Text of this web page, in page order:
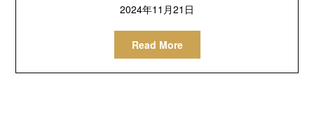
2024年11月21日
Read More